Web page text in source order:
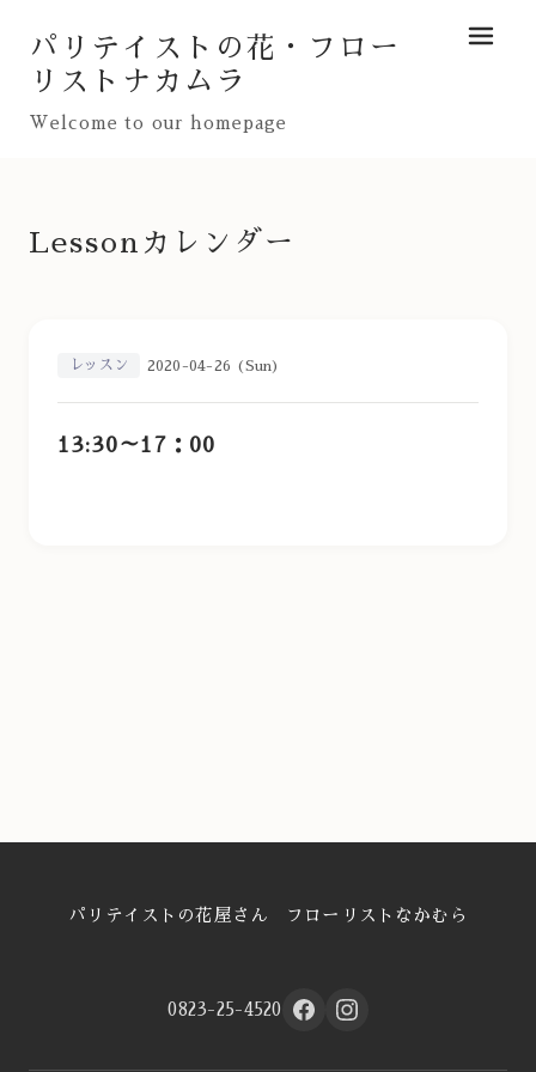
パリテイストの花・フロー
リストナカムラ
Welcome to our homepage
メニュ
Lessonカレンダー
レッスン 2020-04-26 (Sun)
13:30～17：00
パリテイストの花屋さん フローリストなかむら
0823-25-4520